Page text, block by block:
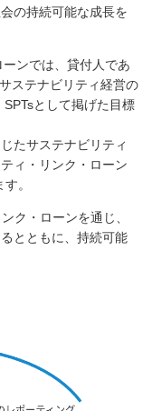
の持続可能な成長を
ンでは、貸付人であ
ステナビリティ経営の
として掲げた目標
たサステナビリティ
ィ・リンク・ローン
。
ク・ローンを通じ、
とともに、持続可能